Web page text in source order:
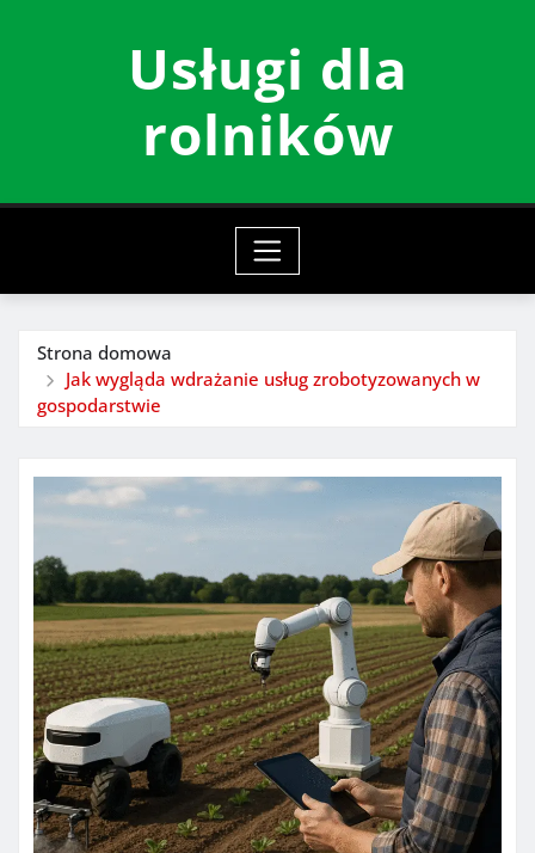
Usługi dla
rolników
Strona domowa
Jak wygląda wdrażanie usług zrobotyzowanych w
gospodarstwie